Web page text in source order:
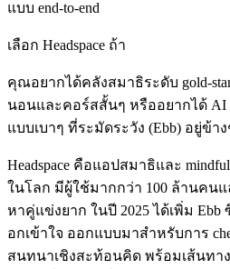
แบบ end-to-end
เลือก Headspace ถ้า
คุณอยากได้คลังสมาธิระดับ gold-
นอนและคอร์สสั้นๆ หรืออยากได้ AI
แบบเบาๆ ที่ระมัดระวัง (Ebb) อยู่ข้
Headspace คือแอปสมาธิและ
ในโลก มีผู้ใช้มากกว่า 100 ล้านคน
หาคู่แข่งยาก ในปี 2025 ได้เพิ่ม Ebb
อกเข้าใจ ออกแบบมาสำหรับการ
สนทนาเชิงสะท้อนคิด พร้อมเส้นทา